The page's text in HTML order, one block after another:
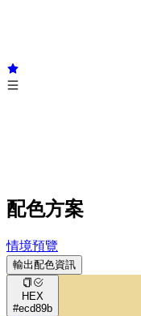
配色方案
情境預覽
輸出配色資訊
HEX
#ecd89b